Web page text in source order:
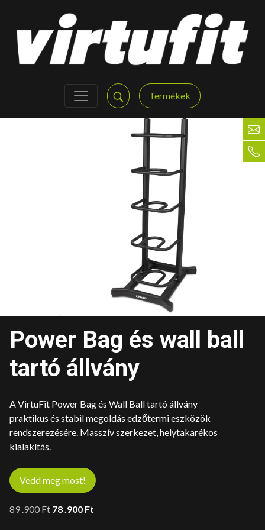
Termékek
Power Bag és wall ball
tartó állvány
A VirtuFit Power Bag és Wall Ball tartó állvány
praktikus és stabil megoldás edzőtermi eszközök
rendszerezésére. Masszív szerkezet, helytakarékos
kialakítás.
Vedd meg most!
89 .900Ft Original
78 .900 Ft